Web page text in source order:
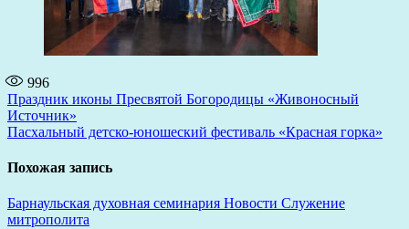
996
Навигация
по
Праздник иконы Пресвятой Богородицы «Живоносный
Источник»
Пасхальный детско-юношеский фестиваль «Красная горка»
Похожая запись
Барнаульская духовная семинария Новости Служение
митрополита